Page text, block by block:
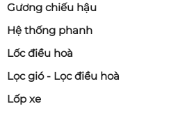
Gương chiếu hậu
Hệ thống phanh
Lốc điều hoà
Lọc gió - Lọc điều hoà
Lốp xe